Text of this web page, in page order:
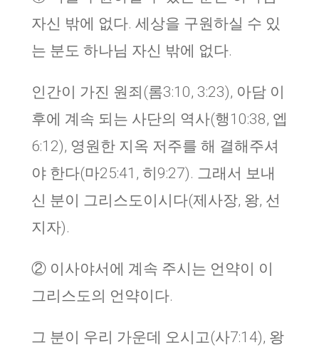
자신 밖에 없다. 세상을 구원하실 수 있
는 분도 하나님 자신 밖에 없다.
인간이 가진 원죄(롬3:10, 3:23), 아담 이
후에 계속 되는 사단의 역사(행10:38, 엡
6:12), 영원한 지옥 저주를 해 결해주셔
야 한다(마25:41, 히9:27). 그래서 보내
신 분이 그리스도이시다(제사장, 왕, 선
지자).
② 이사야서에 계속 주시는 언약이 이
그리스도의 언약이다.
그 분이 우리 가운데 오시고(사7:14), 왕